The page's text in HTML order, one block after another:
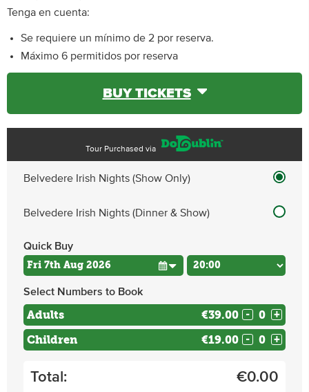
Tenga en cuenta:
Se requiere un mínimo de 2 por reserva.
Máximo 6 permitidos por reserva
BUY TICKETS
Tour Purchased via
Belvedere Irish Nights (Show Only)
Belvedere Irish Nights (Dinner & Show)
Quick Buy
Select Numbers to Book
Adults €39.00 - +
Children €19.00 - +
Total: €0.00